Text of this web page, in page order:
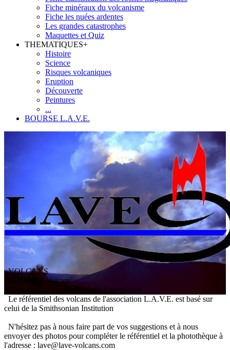
Fiche minéraux du volcanisme
Fiche les nuées ardentes
Les grandes catastrophes
Maquettes et Quiz
THEMATIQUES+
Histoire
Science
Risques volcaniques
Eruption
Découverte
Peintures
...
BOURSE L.A.V.E.
VOLCANS
/ Référentiel Volcans
ssociation V olcanologiqueEuropéenne
Le référentiel des volcans de l'association L.A.V.E. est basé sur
celui de la Smithsonian Institution
N'hésitez pas à nous faire part de vos suggestions et à nous
envoyer des photos pour compléter le référentiel et la photothèque à
l'adresse : lave@lave-volcans.com